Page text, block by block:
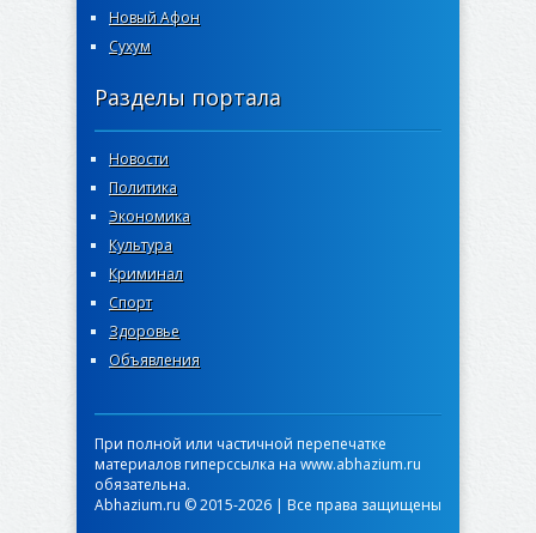
Новый Афон
Сухум
Разделы портала
Новости
Политика
Экономика
Культура
Криминал
Спорт
Здоровье
Объявления
При полной или частичной перепечатке
материалов гиперссылка на www.abhazium.ru
обязательна.
Abhazium.ru © 2015-2026 | Все права защищены